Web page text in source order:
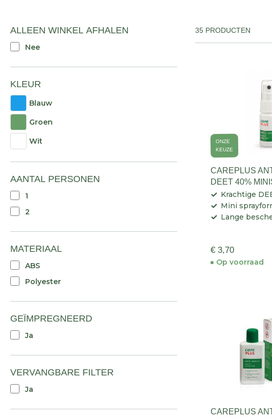
ALLEEN WINKEL AFHALEN
Nee
KLEUR
Blauw
Groen
Wit
AANTAL PERSONEN
1
2
MATERIAAL
ABS
Polyester
GEÏMPREGNEERD
Ja
VERVANGBARE FILTER
Ja
35 PRODUCTEN
ONZE
KEUZE
CAREPLUS
DEET 40%
Krachtige
Mini
Lange
€ 3,70
Op voorraad
CAREPLUS